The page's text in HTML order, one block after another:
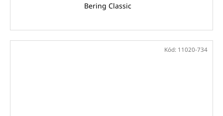
Bering Classic
Kód: 11020-734